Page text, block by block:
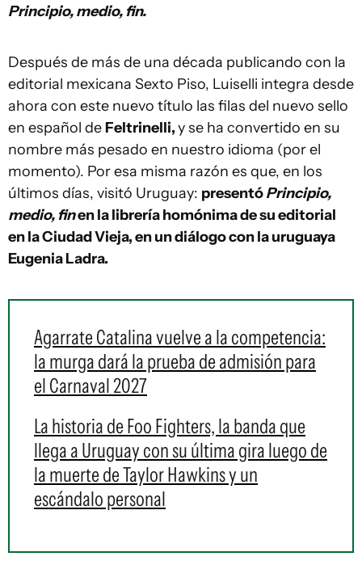
Principio, medio, fin.
Después de más de una década publicando con la
editorial mexicana Sexto Piso, Luiselli integra desde
ahora con este nuevo título las filas del nuevo sello
en español de Feltrinelli,y se ha convertido en su
nombre más pesado en nuestro idioma (por el
momento). Por esa misma razón es que, en los
últimos días, visitó Uruguay: presentóPrincipio,
medio, finen la librería homónima de su editorial
en la Ciudad Vieja, en un diálogo con la uruguaya
Eugenia Ladra.
Agarrate Catalina vuelve a la competencia:
la murga dará la prueba de admisión para
el Carnaval 2027
La historia de Foo Fighters, la banda que
llega a Uruguay con su última gira luego de
la muerte de Taylor Hawkins y un
escándalo personal